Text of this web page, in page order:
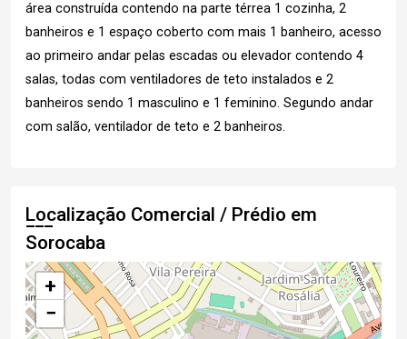
área construída contendo na parte térrea 1 cozinha, 2
banheiros e 1 espaço coberto com mais 1 banheiro, acesso
ao primeiro andar pelas escadas ou elevador contendo 4
salas, todas com ventiladores de teto instalados e 2
banheiros sendo 1 masculino e 1 feminino. Segundo andar
com salão, ventilador de teto e 2 banheiros.
Localização Comercial / Prédio em
Sorocaba
+
−